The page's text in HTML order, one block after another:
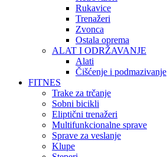
Rukavice
Trenažeri
Zvonca
Ostala oprema
ALAT I ODRŽAVANJE
Alati
Čišćenje i podmazivanje
FITNES
Trake za trčanje
Sobni bicikli
Eliptični trenažeri
Multifunkcionalne sprave
Sprave za veslanje
Klupe